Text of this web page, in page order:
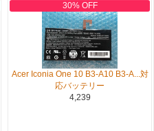
30% OFF
Acer Iconia One 10 B3-A10 B3-A...対
応バッテリー
4,239